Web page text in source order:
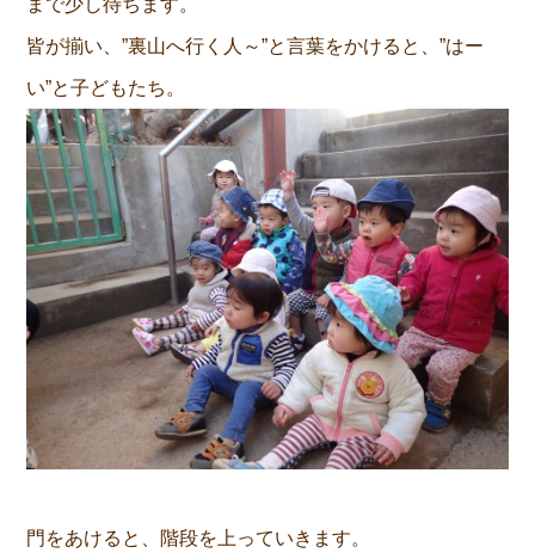
まで少し待ちます。
皆が揃い、”裏山へ行く人～”と言葉をかけると、”はー
い”と子どもたち。
門をあけると、階段を上っていきます。